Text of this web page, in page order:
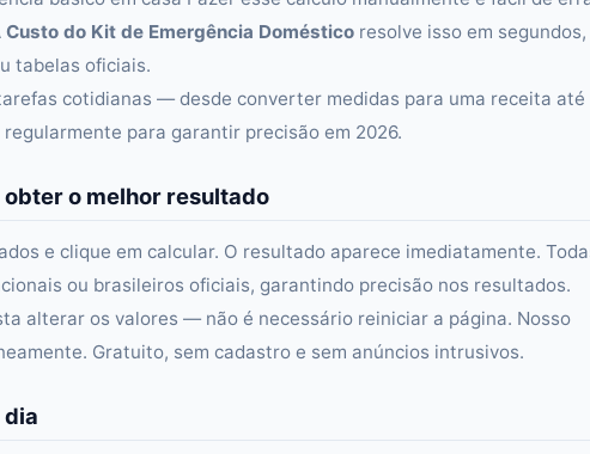
Custo do Kit de Emergência Doméstico resolve isso em segundos,
tabelas oficiais.
cotidianas — desde converter medidas para uma receita até
para garantir precisão em 2026.
o melhor resultado
e clique em calcular. O resultado aparece imediatamente.
ou brasileiros oficiais, garantindo precisão nos resultados.
alterar os valores — não é necessário reiniciar a página. Nosso
Gratuito, sem cadastro e sem anúncios intrusivos.
dia